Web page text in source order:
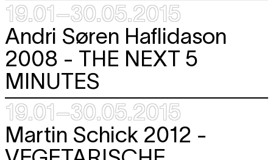
19.01–30.05.2015
Andri Søren Haflidason
2008 - THE NEXT 5
MINUTES
19.01–30.05.2015
Martin Schick 2012 -